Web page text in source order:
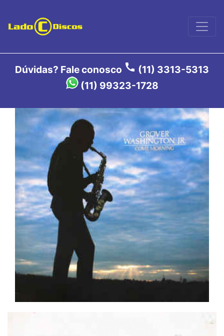
Dúvidas? Fale conosco call (11) 3313-5313
(11) 99323-1728